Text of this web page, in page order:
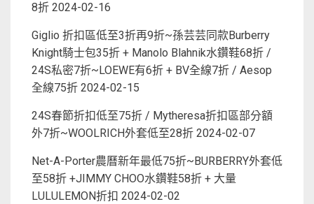
8折 2024-02-16
Giglio 折扣區低至3折再9折~孫芸芸同款Burberry
Knight騎士包35折 + Manolo Blahnik水鑽鞋68折 /
24S私密7折~LOEWE有6折 + BV全線7折 / Aesop
全線75折 2024-02-15
24S春節折扣低至75折 / Mytheresa折扣區部分額
外7折~WOOLRICH外套低至28折 2024-02-07
Net-A-Porter農曆新年最低75折~BURBERRY外套低
至58折 +JIMMY CHOO水鑽鞋58折 + 大量
LULULEMON折扣 2024-02-02